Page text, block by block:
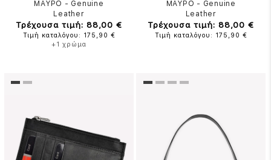
ΜΑΥΡΟ - Genuine
Leather
Τρέχουσα τιμή: 88,00 €
Τιμή καταλόγου: 175,90 €
+1 χρώμα
ΜΑΥΡΟ - Genuine
Leather
Τρέχουσα τιμή: 88,00 €
Τιμή καταλόγου: 175,90 €